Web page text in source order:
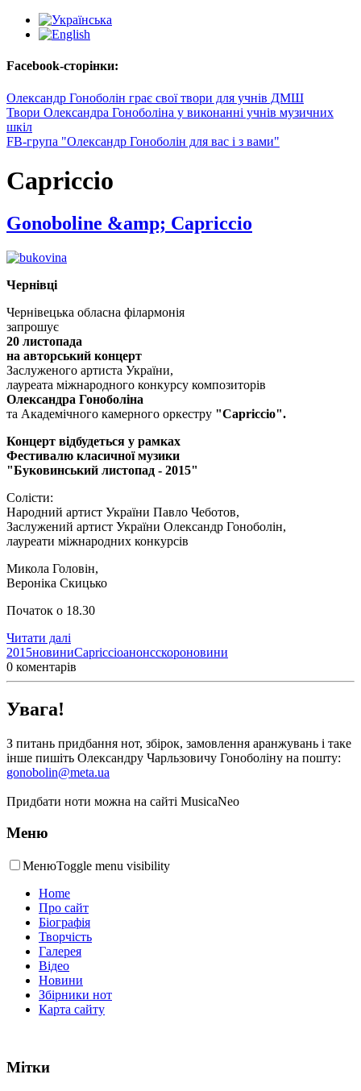
Facebook-сторінки:
Олександр Гоноболін грає свої твори для учнів ДМШ
Твори Олександра Гоноболіна у виконанні учнів музичних
шкіл
FB-група "Олександр Гоноболін для вас і з вами"
Capriccio
Gonoboline &amp; Capriccio
Чернівці
Чернівецька обласна філармонія
запрошує
20 листопада
на авторський концерт
Заслуженого артиста України,
лауреата міжнародного конкурсу композиторів
Олександра Гоноболіна
та Академічного камерного оркестру "Capriccio".
Концерт відбудеться у рамках
Фестивалю класичної музики
"Буковинський листопад - 2015"
Солісти:
Народний артист України Павло Чеботов,
Заслужений артист України Олександр Гоноболін,
лауреати міжнародних конкурсів
Микола Головін,
Вероніка Скицько
Початок о 18.30
Читати далі
2015новиниCapriccioанонсскороновини
0 коментарів
Увага!
З питань придбання нот, збірок, замовлення аранжувань і таке
інше пишіть Олександру Чарльзовичу Гоноболіну на пошту:
gonobolin@meta.ua
Придбати ноти можна на сайті MusicaNeo
Меню
МенюToggle menu visibility
Home
Про сайт
Біографія
Творчість
Галерея
Відео
Новини
Збірники нот
Карта сайту
Мітки